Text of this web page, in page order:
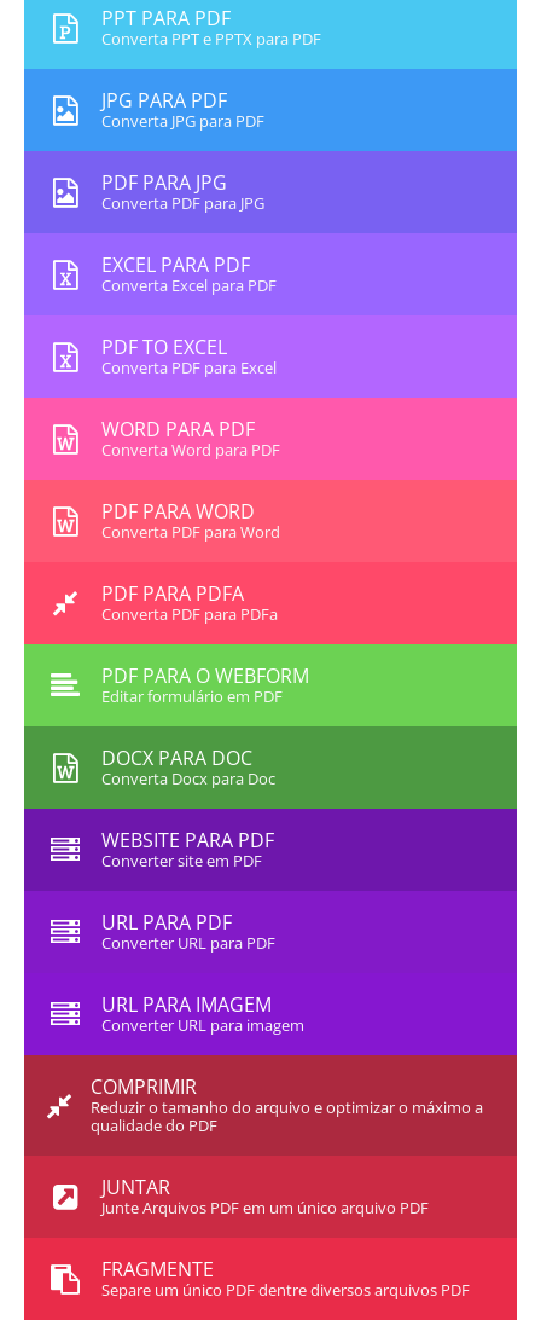
PPT PARA PDF
Converta PPT e PPTX para PDF
JPG PARA PDF
Converta JPG para PDF
PDF PARA JPG
Converta PDF para JPG
EXCEL PARA PDF
Converta Excel para PDF
PDF TO EXCEL
Converta PDF para Excel
WORD PARA PDF
Converta Word para PDF
PDF PARA WORD
Converta PDF para Word
PDF PARA PDFA
Converta PDF para PDFa
PDF PARA O WEBFORM
Editar formulário em PDF
DOCX PARA DOC
Converta Docx para Doc
WEBSITE PARA PDF
Converter site em PDF
URL PARA PDF
Converter URL para PDF
URL PARA IMAGEM
Converter URL para imagem
COMPRIMIR
Reduzir o tamanho do arquivo e optimizar o máximo a
qualidade do PDF
JUNTAR
Junte Arquivos PDF em um único arquivo PDF
FRAGMENTE
Separe um único PDF dentre diversos arquivos PDF